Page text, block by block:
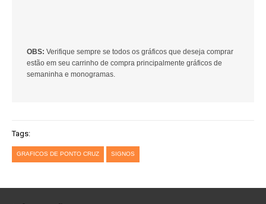
OBS: Verifique sempre se todos os gráficos que deseja comprar
estão em seu carrinho de compra principalmente gráficos de
semaninha e monogramas.
Tags:
GRAFICOS DE PONTO CRUZ SIGNOS